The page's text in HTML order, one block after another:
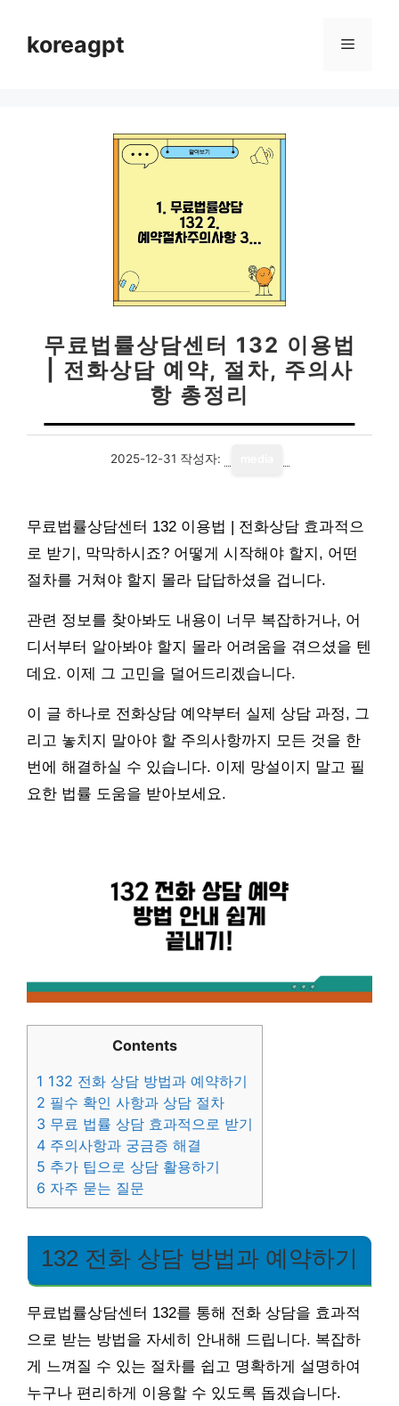
koreagpt 메
무료법률상담센터 132 이용법
| 전화상담 예약, 절차, 주의사
항 총정리
2025-12-31 작성자:
무료법률상담센터 132 이용법 | 전화상담 효과적으
로 받기, 막막하시죠? 어떻게 시작해야 할지, 어떤
절차를 거쳐야 할지 몰라 답답하셨을 겁니다.
관련 정보를 찾아봐도 내용이 너무 복잡하거나, 어
디서부터 알아봐야 할지 몰라 어려움을 겪으셨을 텐
데요. 이제 그 고민을 덜어드리겠습니다.
이 글 하나로 전화상담 예약부터 실제 상담 과정, 그
리고 놓치지 말아야 할 주의사항까지 모든 것을 한
번에 해결하실 수 있습니다. 이제 망설이지 말고 필
요한 법률 도움을 받아보세요.
Contents
1 132 전화 상담 방법과 예약하기
2 필수 확인 사항과 상담 절차
3 무료 법률 상담 효과적으로 받기
4 주의사항과 궁금증 해결
5 추가 팁으로 상담 활용하기
6 자주 묻는 질문
132 전화 상담 방법과 예약하기
무료법률상담센터 132를 통해 전화 상담을 효과적
으로 받는 방법을 자세히 안내해 드립니다. 복잡하
게 느껴질 수 있는 절차를 쉽고 명확하게 설명하여
누구나 편리하게 이용할 수 있도록 돕겠습니다.